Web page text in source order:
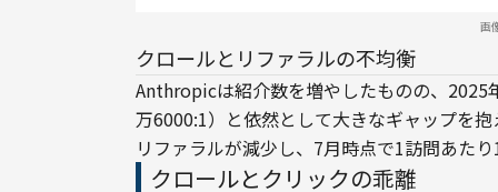
画
クロールとリファラルの不均衡
Anthropicは紹介数を増やしたものの、2025
万6000:1）と依然として大きなギャップを
リファラルが減少し、7月時点で1訪問あた
クロールとクリックの乖離